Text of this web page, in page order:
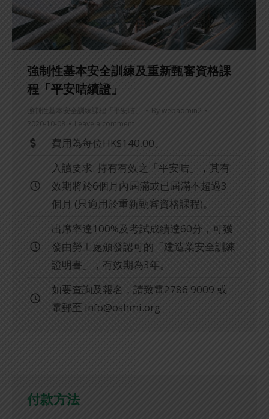
強制性基本安全訓練及重新甄審資格課
程「平安咭續證」
強制性基本安全訓練課程「平安咭」 By webadmin2
2020-10-08
Leave a comment
費用為每位HK$140.00。
入讀要求: 持有有效之「平安咭」，其有
效期將於6個月內屆滿或已屆滿不超過3
個月 (只適用於重新甄審資格課程)。
出席率達100%及考試成績達60分，可獲
發由勞工處頒發認可的「建造業安全訓練
證明書」，有效期為3年。
如要查詢及報名，請致電2786 9009 或
電郵至 info@oshmi.org
付款方法